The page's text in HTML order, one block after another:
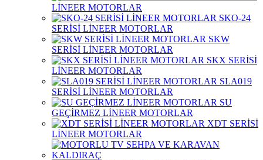
LİNEER MOTORLAR
SKO-24
SERİSİ LİNEER MOTORLAR
SKW
SERİSİ LİNEER MOTORLAR
SKX SERİSİ
LİNEER MOTORLAR
SLA019
SERİSİ LİNEER MOTORLAR
SU
GEÇİRMEZ LİNEER MOTORLAR
XDT SERİSİ
LİNEER MOTORLAR